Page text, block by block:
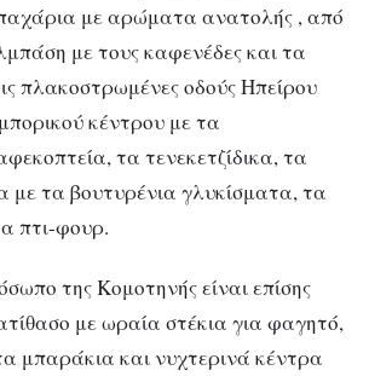
με αρώματα ανατολής , από
με τους καφενέδες και τα
πλακοστρωμένες οδούς Ηπείρου
κέντρου με τα
τα τενεκετζίδικα, τα
με τα βουτυρένια γλυκίσματα, τα
πτι-φουρ.
της Κομοτηνής είναι επίσης
με ωραία στέκια για φαγητό,
μπαράκια και νυχτερινά κέντρα